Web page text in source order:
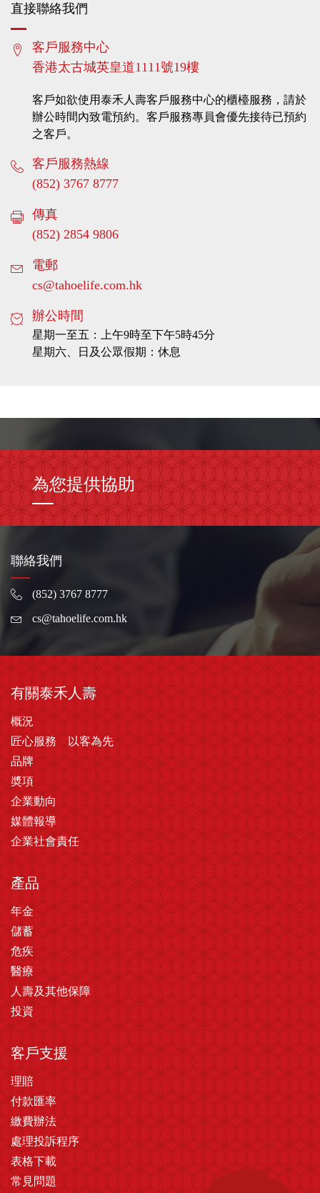
請提供您的保單號碼
請提供正確的保單號碼
請提供正確的保單號碼
請提供您的姓名
姓名不應包含數字
姓名不應包含數字
請提供您的區碼
請提供正確的區碼
請提供正確的電話號碼
請提供正確的電話號碼
請提供您的電郵地址
請提供正確的電郵地址
明」
直接聯絡我們
客戶服務中心
香港太古城英皇道1111號19樓
客戶如欲使用泰禾人壽客戶服務中心的櫃檯服務，請於
辦公時間內致電預約。客戶服務專員會優先接待已預約
之客戶。
客戶服務熱線
(852) 3767 8777
傳真
(852) 2854 9806
電郵
cs@tahoelife.com.hk
辦公時間
星期一至五：上午9時至下午5時45分
星期六、日及公眾假期：休息
為您提供協助
聯絡我們
(852) 3767 8777
cs@tahoelife.com.hk
有關泰禾人壽
概況
匠心服務 以客為先
品牌
奬項
企業動向
媒體報導
企業社會責任
產品
年金
儲蓄
危疾
醫療
人壽及其他保障
投資
客戶支援
理賠
付款匯率
繳費辦法
處理投訴程序
表格下載
常見問題